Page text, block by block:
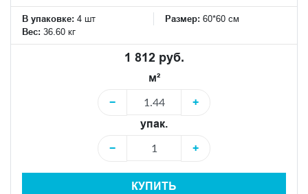
В упаковке: 4 шт Размер: 60*60 см
Вес: 36.60 кг
1 812 руб.
м²
−
+
упак.
−
+
КУПИТЬ